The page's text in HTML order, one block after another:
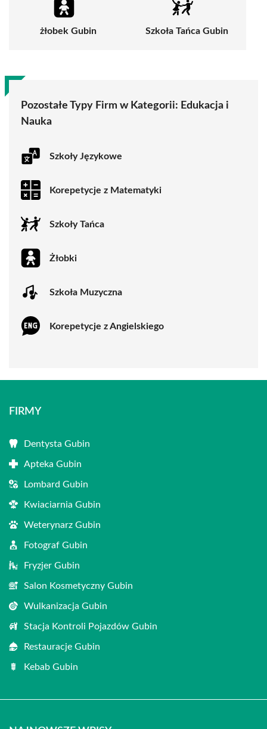
żłobek Gubin Szkoła Tańca Gubin
Pozostałe Typy Firm w Kategorii: Edukacja i
Nauka
Szkoły Językowe
Korepetycje z Matematyki
Szkoły Tańca
Żłobki
Szkoła Muzyczna
Korepetycje z Angielskiego
FIRMY
Dentysta Gubin
Apteka Gubin
Lombard Gubin
Kwiaciarnia Gubin
Weterynarz Gubin
Fotograf Gubin
Fryzjer Gubin
Salon Kosmetyczny Gubin
Wulkanizacja Gubin
Stacja Kontroli Pojazdów Gubin
Restauracje Gubin
Kebab Gubin